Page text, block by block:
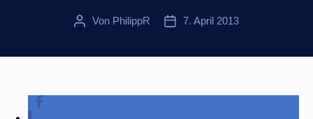
Beitragsautor
Von PhilippR Veröffentlichungsdatum
7. April 2013